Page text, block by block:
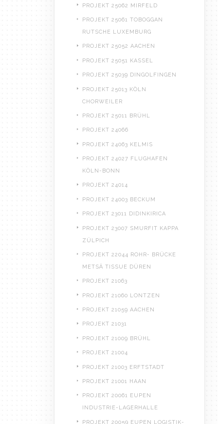
PROJEKT 25062 MIRFELD
PROJEKT 25061 TOBOGGAN
RUTSCHE LUXEMBURG
PROJEKT 25052 AACHEN
PROJEKT 25051 KASSEL
PROJEKT 25039 DINGOLFINGEN
PROJEKT 25013 KÖLN
CHORWEILER
PROJEKT 25011 BRÜHL
PROJEKT 24066
PROJEKT 24063 KELMIS
PROJEKT 24027 FLUGHAFEN
KÖLN-BONN
PROJEKT 24014
PROJEKT 24003 BECKUM
PROJEKT 23011 DIDINKIRICA
PROJEKT 23007 SMURFIT KAPPA
ZÜLPICH
PROJEKT 22044 ROHR- BRÜCKE
METSÄ TISSUE DÜREN
PROJEKT 21063
PROJEKT 21060 LONTZEN
PROJEKT 21059 AACHEN
PROJEKT 21031
PROJEKT 21009 BRÜHL
PROJEKT 21004
PROJEKT 21003 ERFTSTADT
PROJEKT 21001 HAAN
PROJEKT 20061 EUPEN
INDUSTRIE-LAGERHALLE
PROJEKT 20059 EUPEN LOGISTIK-